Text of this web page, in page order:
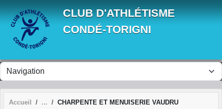
CLUB D'ATHLÉTISME
CONDÉ-TORIGNI
Accueil CHARPENTE ET MENUISERIE VAUDRU